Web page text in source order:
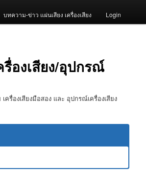
บทความ-ข่าว แผ่นเสียง เครื่องเสียง Login
องเสียง/อุปกรณ์
ครื่องเสียงมือสอง และ อุปกรณ์เครื่องเสียง